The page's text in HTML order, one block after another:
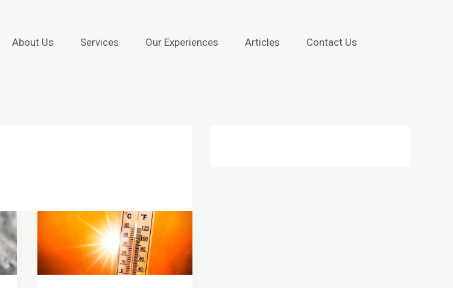
About Us Services Our Experiences Articles Contact Us
Pengukuran
Kerja
(Heat